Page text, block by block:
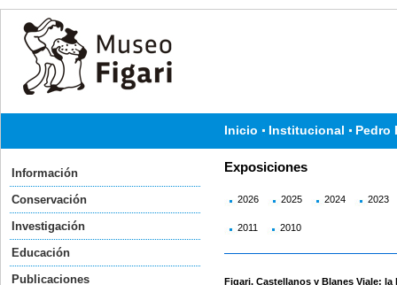
Inicio Institucional Pedro
Información
Conservación
Investigación
Educación
Publicaciones
Exposiciones
2026 2025 2024 2023
2011 2010
Figari, Castellanos y Blanes Viale: la